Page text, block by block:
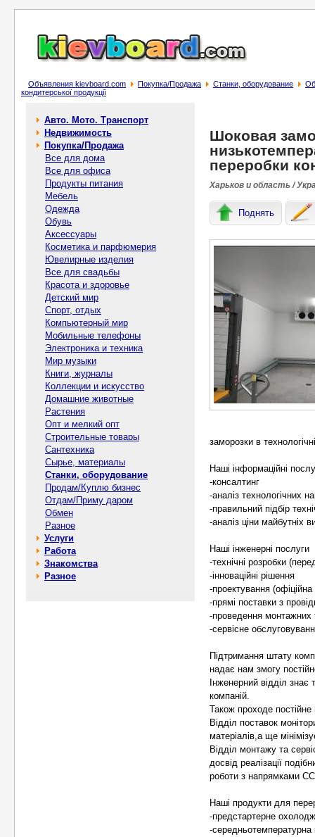
Объявления kievboard.com Покупка/Продажа Станки, оборудование
кондитерської продукції
Авто. Мото. Транспорт
Недвижимость
Покупка/Продажа
Все для дома
Все для офиса
Продукты питания
Мебель
Одежда
Обувь
Аксессуары
Косметика и парфюмерия
Ювелирные изделия
Все для свадьбы
Красота и здоровье
Детский мир
Спорт, отдых
Компьютерный мир
Мобильные телефоны
Электроника и техника
Мир музыки
Книги, журналы
Коллекции и искусство
Домашние животные
Растения
Опт и мелкий опт
Строительные товары
Сантехника
Сырье, материалы
Станки, оборудование
Продам/Куплю бизнес
Отдам/Приму даром
Обмен
Разное
Услуги
Работа
Знакомства
Разное
Шоковая
переробки
Харьков и область /
Поднять
заморозки в
Наші інформаційні
-консалтинг
-аналіз технологічних
-правильний підбір
-аналіз ціни майбутніх
Наші інженерні послуги
-технічні розробки
-інноваційні рішення
-проектування (офіційна
-прямі поставки з
-проведення монтажних
-сервісне
Підтримання штату
надає нам змогу
Інженерний відділ знає
компаній.
Також проходе постійне
Відділ поставок
матеріалів,а ще
Відділ монтажу та
досвід реалізації
роботи з напрямками
Наші продукти для
-предстартерне
-середньотемпературна